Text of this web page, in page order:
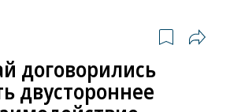
договорились
двустороннее